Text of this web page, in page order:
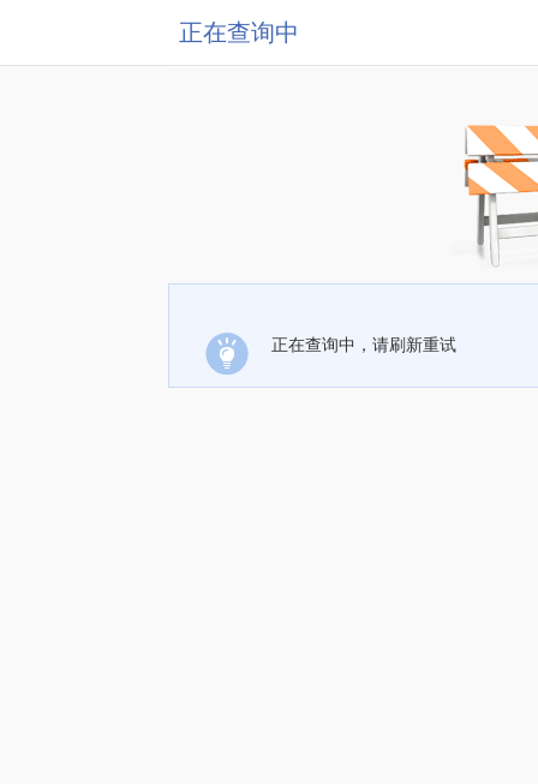
正在查询中
正在查询中，请刷新重试